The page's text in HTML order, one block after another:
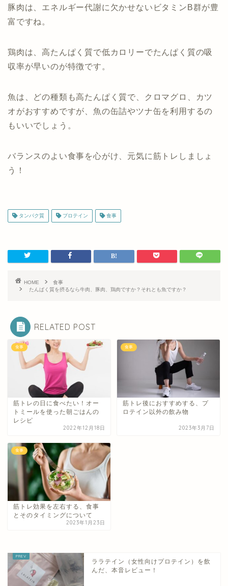
豚肉は、エネルギー代謝に欠かせないビタミンB群が豊
富ですね。
鶏肉は、高たんぱく質で低カロリーでたんぱく質の吸
収率が早いのが特徴です。
魚は、どの種類も高たんぱく質で、クロマグロ、カツ
オがおすすめですが、魚の缶詰やツナ缶を利用するの
もいいでしょう。
バランスのよい食事を心がけ、元気に筋トレしましょ
う！
タンパク質 プロテイン 食事
HOME
食事
たんぱく質を摂るなら牛肉、豚肉、鶏肉ですか？それとも魚ですか？
RELATED POST
食事
筋トレの日に食べたい！オー
トミールを使った朝ごはんの
レシピ
2022年12月18日
食事
筋トレ後におすすめする、プ
ロテイン以外の飲み物
2023年3月7日
食事
筋トレ効果を左右する、食事
とそのタイミングについて
2023年1月23日
ララテイン（女性向けプロテイン）を飲
んだ、本音レビュー！